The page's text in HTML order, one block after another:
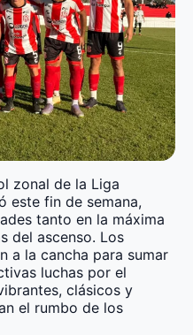
zonal de la Liga
este fin de semana,
tanto en la máxima
del ascenso. Los
a la cancha para sumar
luchas por el
clásicos y
el rumbo de los